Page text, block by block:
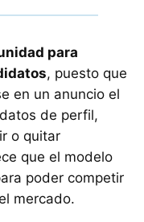
para
, puesto que
en un anuncio el
de perfil,
o quitar
que el modelo
poder competir
mercado.